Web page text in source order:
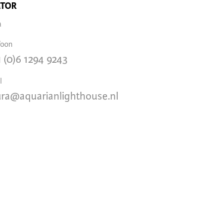
(0)6 1294 9243